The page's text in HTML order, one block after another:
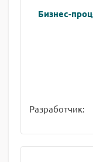
Бизнес-
Разработчик: